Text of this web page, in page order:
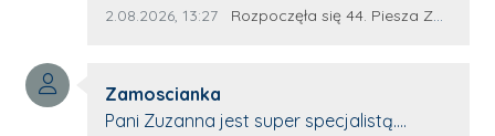
materiał. ❤️ Jestem naprawdę dumny z
pokory i wielkiego serca. Takie osoby
pokazują, że pielgrzymka nie jest tylko
Data dodania komentarza:
2.08.2026, 13:27 Źródło komentarza:
Rozpoczęła się 44. Piesza Zamojsko-Lubaczowska Pielgrzymka na Jasną Górę!
Autor komentarza:
Zamoscianka
Treść komentarza:
Pani Zuzanna jest super specjalistą.